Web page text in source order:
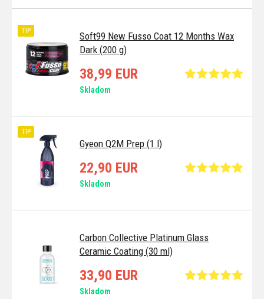
Soft99 New Fusso Coat 12 Months Wax
Dark (200 g)
TIP
38,99 EUR
Skladom
Gyeon Q2M Prep (1 l)
TIP
22,90 EUR
Skladom
Carbon Collective Platinum Glass
Ceramic Coating (30 ml)
33,90 EUR
Skladom